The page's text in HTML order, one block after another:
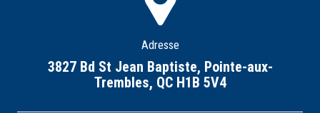
Adresse
3827 Bd St Jean Baptiste, Pointe-aux-
Trembles, QC H1B 5V4